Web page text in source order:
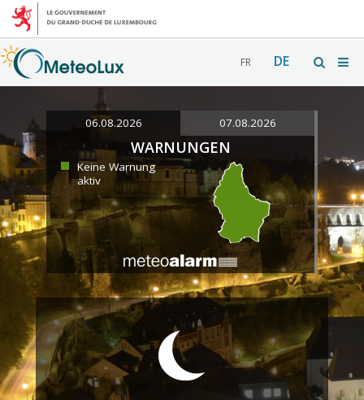
FR DE
06.08.2026 07.08.2026
WARNUNGEN
Keine Warnung
aktiv